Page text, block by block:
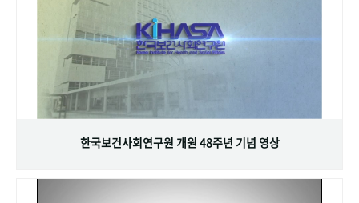
한국보건사회연구원 개원 48주년 기념 영상